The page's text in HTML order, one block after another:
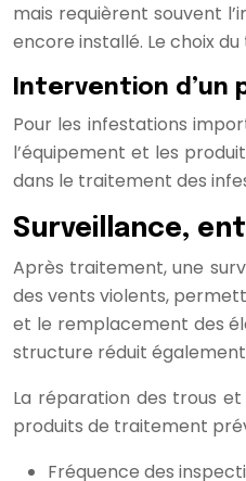
mais requièrent souvent
encore installé. Le choix
Intervention
Pour les infestations
l’équipement et les
dans le traitement des
Surveillance,
Après traitement, une
des vents violents,
et le remplacement des
structure réduit également
La réparation des trous
produits de traitement
Fréquence des